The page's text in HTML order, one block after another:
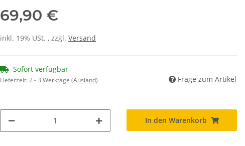
69,90 €
inkl. 19% USt. , zzgl. Versand
Sofort verfügbar
Lieferzeit:2 - 3 Werktage (Ausland) Frage zum Artikel
In den Warenkorb